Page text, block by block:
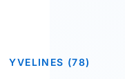
YVELINES (78)